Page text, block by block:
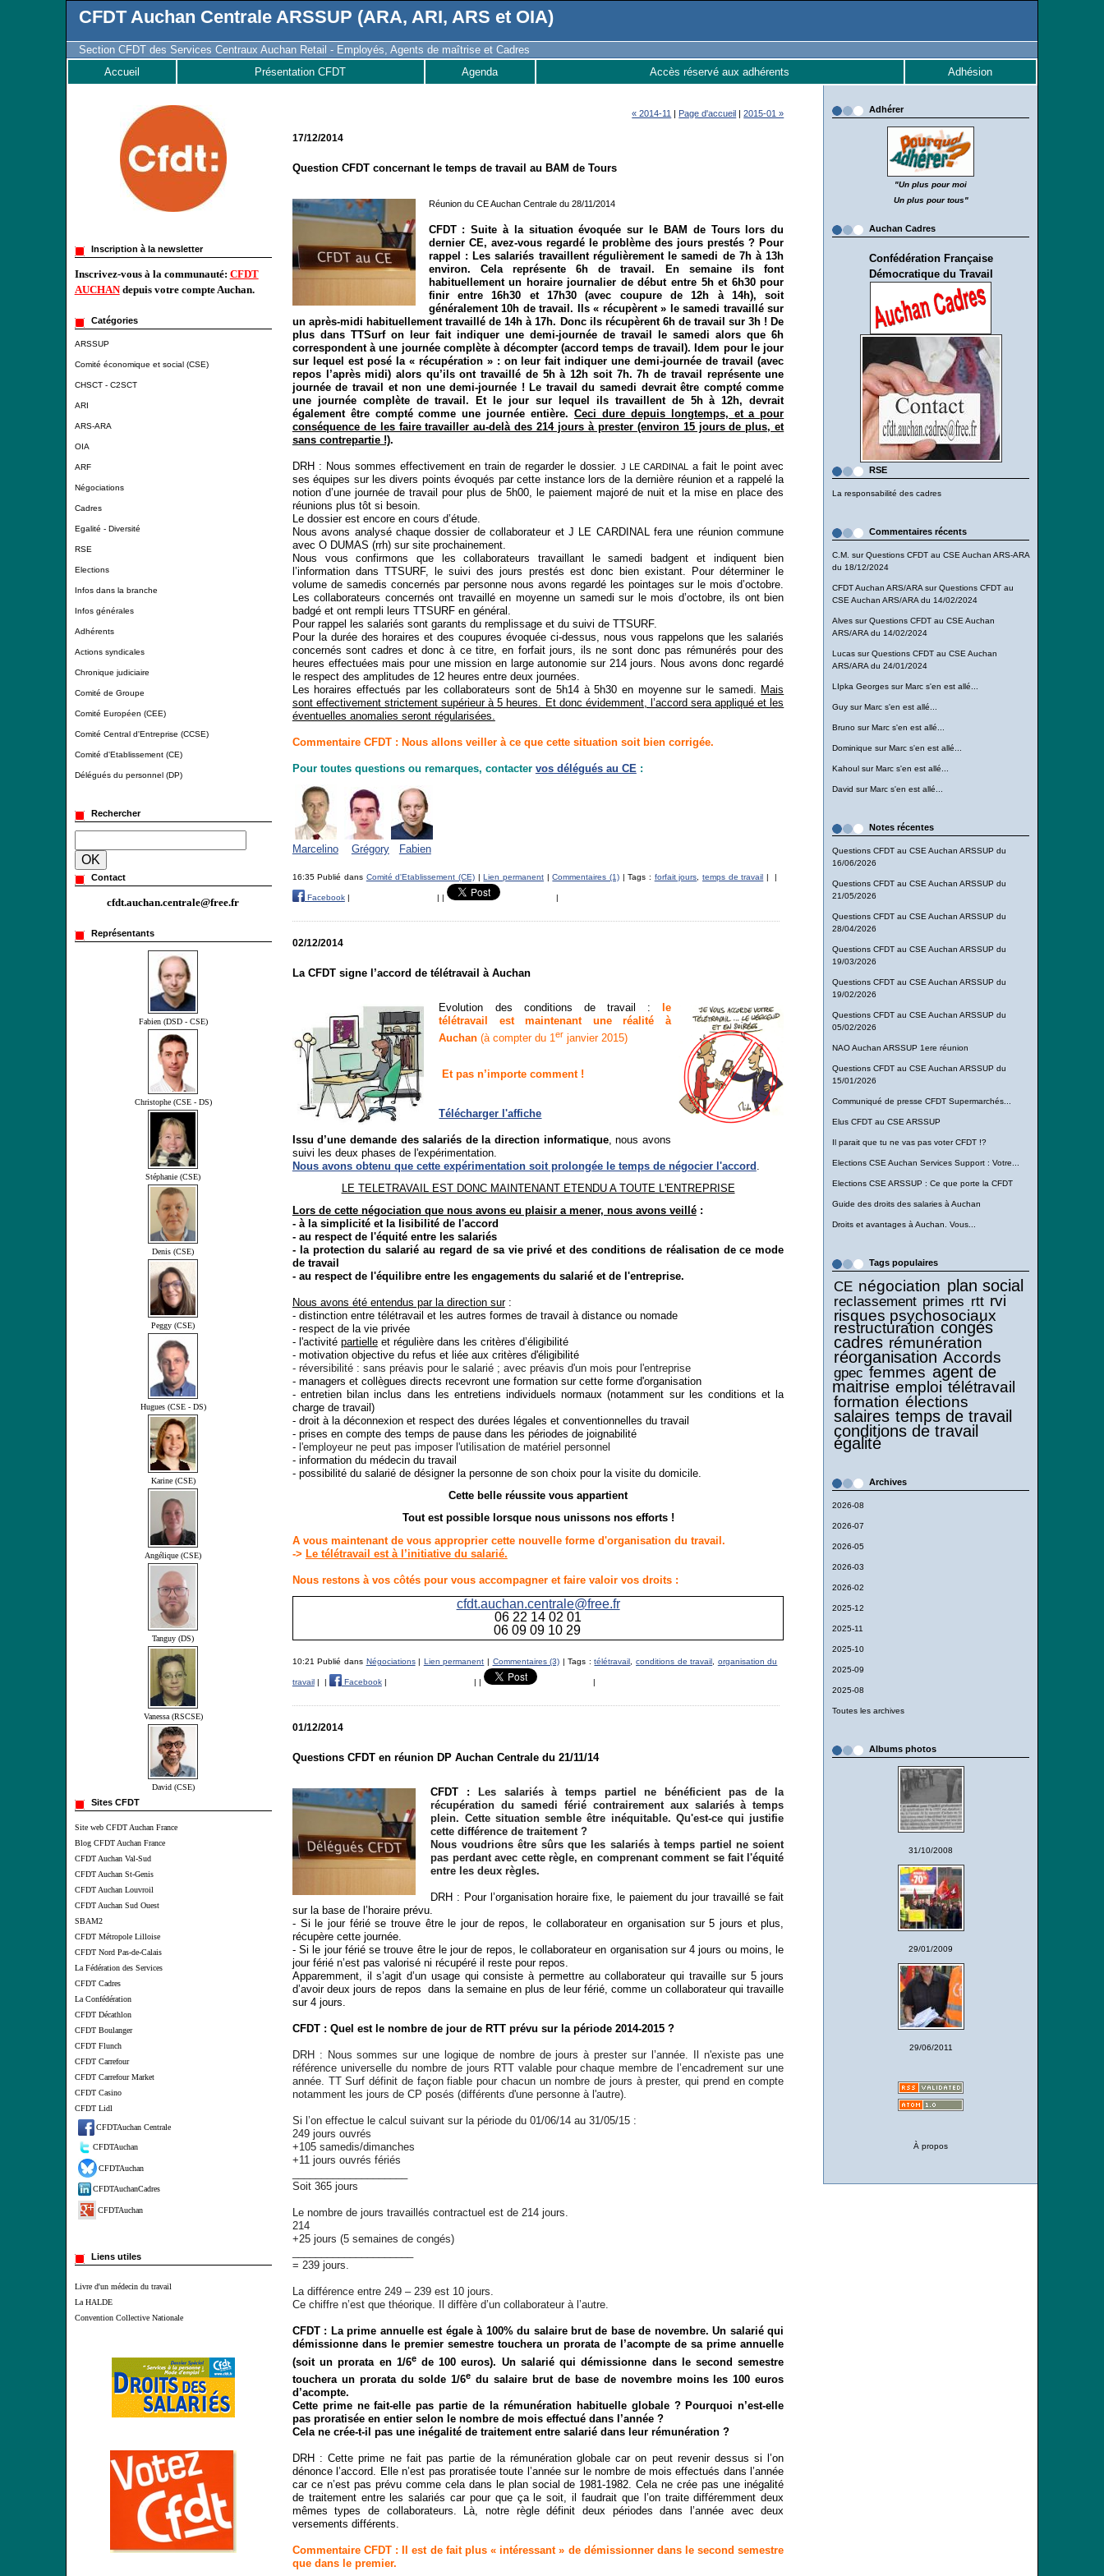
CFDT Auchan Centrale ARSSUP (ARA, ARI, ARS et OIA)
Section CFDT des Services Centraux Auchan Retail - Employés, Agents de maîtrise et Cadres
Accueil
Présentation CFDT Agenda Accès réservé aux adhérents Adhésion
Inscription à la newsletter
Inscrivez-vous à la communauté: CFDT
AUCHANdepuis votre compte Auchan.
Catégories
ARSSUP
Comité économique et social (CSE)
CHSCT - C2SCT
ARI
ARS-ARA
OIA
ARF
Négociations
Cadres
Egalité - Diversité
RSE
Elections
Infos dans la branche
Infos générales
Adhérents
Actions syndicales
Chronique judiciaire
Comité de Groupe
Comité Européen (CEE)
Comité Central d'Entreprise (CCSE)
Comité d'Etablissement (CE)
Délégués du personnel (DP)
Rechercher
Contact
cfdt.auchan.centrale@free.fr
Représentants
Fabien (DSD - CSE)
Christophe (CSE - DS)
Stéphanie (CSE)
Denis (CSE)
Peggy (CSE)
Hugues (CSE - DS)
Karine (CSE)
Angélique (CSE)
Tanguy (DS)
Vanessa (RSCSE)
David (CSE)
Sites CFDT
Site web CFDT Auchan France
Blog CFDT Auchan France
CFDT Auchan Val-Sud
CFDT Auchan St-Genis
CFDT Auchan Louvroil
CFDT Auchan Sud Ouest
SBAM2
CFDT Métropole Lilloise
CFDT Nord Pas-de-Calais
La Fédération des Services
CFDT Cadres
La Confédération
CFDT Décathlon
CFDT Boulanger
CFDT Flunch
CFDT Carrefour
CFDT Carrefour Market
CFDT Casino
CFDT Lidl
CFDTAuchan Centrale
CFDTAuchan
CFDTAuchan
CFDTAuchanCadres
CFDTAuchan
Liens utiles
Livre d'un médecin du travail
La HALDE
Convention Collective Nationale
Adhérer
"Un plus pour moi
Un plus pour tous"
Auchan Cadres
Confédération Française
Démocratique du Travail
RSE
La responsabilité des cadres
Commentaires récents
C.M. surQuestions CFDT au CSE Auchan ARS-ARA
du 18/12/2024
CFDT Auchan ARS/ARA surQuestions CFDT au
CSE Auchan ARS/ARA du 14/02/2024
Alves surQuestions CFDT au CSE Auchan
ARS/ARA du 14/02/2024
Lucas surQuestions CFDT au CSE Auchan
ARS/ARA du 24/01/2024
LIpka Georges surMarc s'en est allé...
Guy surMarc s'en est allé...
Bruno surMarc s'en est allé...
Dominique surMarc s'en est allé...
Kahoul surMarc s'en est allé...
David surMarc s'en est allé...
Notes récentes
Questions CFDT au CSE Auchan ARSSUP du
16/06/2026
Questions CFDT au CSE Auchan ARSSUP du
21/05/2026
Questions CFDT au CSE Auchan ARSSUP du
28/04/2026
Questions CFDT au CSE Auchan ARSSUP du
19/03/2026
Questions CFDT au CSE Auchan ARSSUP du
19/02/2026
Questions CFDT au CSE Auchan ARSSUP du
05/02/2026
NAO Auchan ARSSUP 1ere réunion
Questions CFDT au CSE Auchan ARSSUP du
15/01/2026
Communiqué de presse CFDT Supermarchés...
Elus CFDT au CSE ARSSUP
Il parait que tu ne vas pas voter CFDT !?
Elections CSE Auchan Services Support : Votre...
Elections CSE ARSSUP : Ce que porte la CFDT
Guide des droits des salaries à Auchan
Droits et avantages à Auchan. Vous...
Tags populaires
CE négociation plan social
reclassement primes rtt rvi
risques psychosociaux
restructuration congés
cadres rémunération
réorganisation Accords
gpec femmes agent de
maitrise emploi télétravail
formation élections
salaires temps de travail
conditions de travail
égalité
Archives
2026-08
2026-07
2026-05
2026-03
2026-02
2025-12
2025-11
2025-10
2025-09
2025-08
Toutes les archives
Albums photos
31/10/2008
29/01/2009
29/06/2011
À propos
« 2014-11 | Page d'accueil |2015-01 »
17/12/2014
Question CFDT concernant le temps de travail au BAM de Tours
Réunion du CE Auchan Centrale du 28/11/2014
CFDT : Suite à la situation évoquée sur le BAM de Tours lors du
dernier CE, avez-vous regardé le problème des jours prestés ? Pour
rappel : Les salariés travaillent régulièrement le samedi de 7h à 13h
environ. Cela représente 6h de travail. En semaine ils font
habituellement un horaire journalier de début entre 5h et 6h30 pour
finir entre 16h30 et 17h30 (avec coupure de 12h à 14h), soit
généralement 10h de travail. Ils « récupèrent » le samedi travaillé sur
un après-midi habituellement travaillé de 14h à 17h. Donc ils récupèrent 6h de travail sur 3h ! De
plus dans TTSurf on leur fait indiquer une demi-journée de travail le samedi alors que 6h
correspondent à une journée complète à décompter (accord temps de travail). Idem pour le jour
sur lequel est posé la « récupération » : on leur fait indiquer une demi-journée de travail (avec
repos l’après midi) alors qu’ils ont travaillé de 5h à 12h soit 7h. 7h de travail représente une
journée de travail et non une demi-journée ! Le travail du samedi devrait être compté comme
une journée complète de travail. Et le jour sur lequel ils travaillent de 5h à 12h, devrait
également être compté comme une journée entière. Ceci dure depuis longtemps, et a pour
conséquence de les faire travailler au-delà des 214 jours à prester (environ 15 jours de plus, et
sans contrepartie !).
DRH : Nous sommes effectivement en train de regarder le dossier.J LE CARDINAL
a fait le point avec
ses équipes sur les divers points évoqués par cette instance lors de la dernière réunion et a rappelé la
notion d’une journée de travail pour plus de 5h00, le paiement majoré de nuit et la mise en place des
réunions plus tôt si besoin.
Le dossier est encore en cours d’étude.
Nous avons analysé chaque dossier de collaborateur et J LE CARDINAL fera une réunion commune
avec O DUMAS (rrh) sur site prochainement.
Nous vous confirmons que les collaborateurs travaillant le samedi badgent et indiquent bien
l’information dans TTSURF, le suivi des jours prestés est donc bien existant. Pour déterminer le
volume de samedis concernés par personne nous avons regardé les pointages sur le mois d’octobre.
Les collaborateurs concernés ont travaillé en moyenne un samedi sur le mois d’octobre, ils ont bien
badgé et ont rempli leurs TTSURF en général.
Pour rappel les salariés sont garants du remplissage et du suivi de TTSURF.
Pour la durée des horaires et des coupures évoquée ci-dessus, nous vous rappelons que les salariés
concernés sont cadres et donc à ce titre, en forfait jours, ils ne sont donc pas rémunérés pour des
heures effectuées mais pour une mission en large autonomie sur 214 jours. Nous avons donc regardé
le respect des amplitudes de 12 heures entre deux journées.
Les horaires effectués par les collaborateurs sont de 5h14 à 5h30 en moyenne sur le samedi. Mais
sont effectivement strictement supérieur à 5 heures. Et donc évidemment, l’accord sera appliqué et les
éventuelles anomalies seront régularisées.
Commentaire CFDT : Nous allons veiller à ce que cette situation soit bien corrigée.
Pour toutes questions ou remarques, contacter vos délégués au CE :
Marcelino Grégory Fabien
16:35 Publié dans Comité d'Etablissement (CE) |Lien permanent |Commentaires (1) | Tags : forfait jours temps de travail | |
Facebook| | | |
02/12/2014
La CFDT signe l’accord de télétravail à Auchan
Evolution des conditions de travail :
le
télétravail est maintenant une réalité à
Auchan(à compter du 1er janvier 2015)
Et pas n’importe comment !
Télécharger l'affiche
Issu d’une demande des salariés de la direction informatique, nous avons
suivi les deux phases de l'expérimentation.
Nous avons obtenu que cette expérimentation soit prolongée le temps de négocier l'accord
LE TELETRAVAIL EST DONC MAINTENANT ETENDU A TOUTE L'ENTREPRISE
Lors de cette négociation que nous avons eu plaisir a mener, nous avons veillé:
- à la simplicité et la lisibilité de l'accord
- au respect de l'équité entre les salariés
- la protection du salarié au regard de sa vie privé et des conditions de réalisation de ce mode
de travail
- au respect de l'équilibre entre les engagements du salarié et de l'entreprise.
Nous avons été entendus par la direction sur:
- distinction entre télétravail et les autres formes de travail à distance ou nomade
- respect de la vie privée
- l'activité partielleet régulière dans les critères d’éligibilité
- motivation objective du refus et liée aux critères d'éligibilité
- réversibilité : sans préavis pour le salarié ; avec préavis d'un mois pour l'entreprise
- managers et collègues directs recevront une formation sur cette forme d'organisation
- entretien bilan inclus dans les entretiens individuels normaux (notamment sur les conditions et la
charge de travail)
- droit à la déconnexion et respect des durées légales et conventionnelles du travail
- prises en compte des temps de pause dans les périodes de joignabilité
- l'employeur ne peut pas imposer l'utilisation de matériel personnel
- information du médecin du travail
- possibilité du salarié de désigner la personne de son choix pour la visite du domicile.
Cette belle réussite vous appartient
Tout est possible lorsque nous unissons nos efforts !
A vous maintenant de vous approprier cette nouvelle forme d'organisation du travail.
-> Le télétravail est à l’initiative du salarié.
Nous restons à vos côtés pour vous accompagner et faire valoir vos droits :
cfdt.auchan.centrale@free.fr
06 22 14 02 01
06 09 09 10 29
10:21 Publié dans Négociations| Lien permanent | Commentaires (3) | Tags :télétravail ,conditions de travail organisation du
travail| | Facebook| | | |
01/12/2014
Questions CFDT en réunion DP Auchan Centrale du 21/11/14
CFDT :
Les salariés à temps partiel ne bénéficient pas de la
récupération du samedi férié contrairement aux salariés à temps
plein. Cette situation semble être inéquitable. Qu'est-ce qui justifie
cette différence de traitement ?
Nous voudrions être sûrs que les salariés à temps partiel ne soient
pas perdant avec cette règle, en comprenant comment se fait l'équité
entre les deux règles.
DRH : Pour l’organisation horaire fixe, le paiement du jour travaillé se fait
sur la base de l’horaire prévu.
- Si le jour férié se trouve être le jour de repos, le collaborateur en organisation sur 5 jours et plus,
récupère cette journée.
- Si le jour férié se trouve être le jour de repos, le collaborateur en organisation sur 4 jours ou moins, le
jour férié n’est pas valorisé ni récupéré il reste pour repos.
Apparemment, il s’agit d’un usage qui consiste à permettre au collaborateur qui travaille sur 5 jours
d’avoir deux jours de repos dans la semaine en plus de leur férié, comme un collaborateur qui travaille
sur 4 jours.
CFDT : Quel est le nombre de jour de RTT prévu sur la période 2014-2015 ?
DRH : Nous sommes sur une logique de nombre de jours à prester sur l’année. Il n'existe pas une
référence universelle du nombre de jours RTT valable pour chaque membre de l’encadrement sur une
année. TT Surf définit de façon fiable pour chacun un nombre de jours à prester, qui prend en compte
notamment les jours de CP posés (différents d'une personne à l'autre).
Si l’on effectue le calcul suivant sur la période du 01/06/14 au 31/05/15 :
249 jours ouvrés
+105 samedis/dimanches
+11 jours ouvrés fériés
Soit 365 jours
Le nombre de jours travaillés contractuel est de 214 jours.
214
+25 jours (5 semaines de congés)
= 239 jours.
La différence entre 249 – 239 est 10 jours.
Ce chiffre n’est que théorique. Il diffère d’un collaborateur à l’autre.
CFDT : La prime annuelle est égale à 100% du salaire brut de base de novembre. Un salarié qui
démissionne dans le premier semestre touchera un prorata de l’acompte de sa prime annuelle
(soit un prorata en 1/6ede 100 euros). Un salarié qui démissionne dans le second semestre
touchera un prorata du solde 1/6e du salaire brut de base de novembre moins les 100 euros
d’acompte.
Cette prime ne fait-elle pas partie de la rémunération habituelle globale ? Pourquoi n’est-elle
pas proratisée en entier selon le nombre de mois effectué dans l’année ?
Cela ne crée-t-il pas une inégalité de traitement entre salarié dans leur rémunération ?
DRH : Cette prime ne fait pas partie de la rémunération globale car on peut revenir dessus si l’on
dénonce l’accord. Elle n’est pas proratisée toute l’année sur le nombre de mois effectués dans l’année
car ce n’est pas prévu comme cela dans le plan social de 1981-1982. Cela ne crée pas une inégalité
de traitement entre les salariés car pour que ça le soit, il faudrait que l’on traite différemment deux
mêmes types de collaborateurs. Là, notre règle définit deux périodes dans l’année avec deux
versements différents.
Commentaire CFDT : Il est de fait plus « intéressant » de démissionner dans le second semestre
que dans le premier.